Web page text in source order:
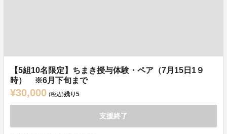
【5組10名限定】ちまき授与体験・ペア（7月15日1９
時） ※6月下旬まで
¥30,000 (税込)残り5
支援終了